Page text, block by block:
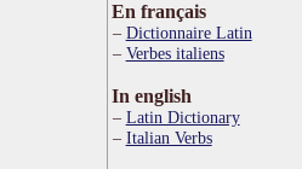
En français
Dictionnaire Latin
Verbes italiens
In english
Latin Dictionary
Italian Verbs